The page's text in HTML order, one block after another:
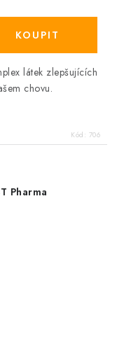
látek zlepšujících
chovu.
Kód: 706
Pharma